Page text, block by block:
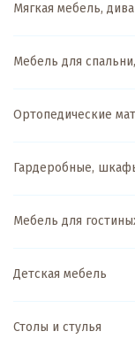
Мягкая мебель,
Мебель для
Ортопедические
Гардеробные,
Мебель для
Детская мебель
Столы и стулья